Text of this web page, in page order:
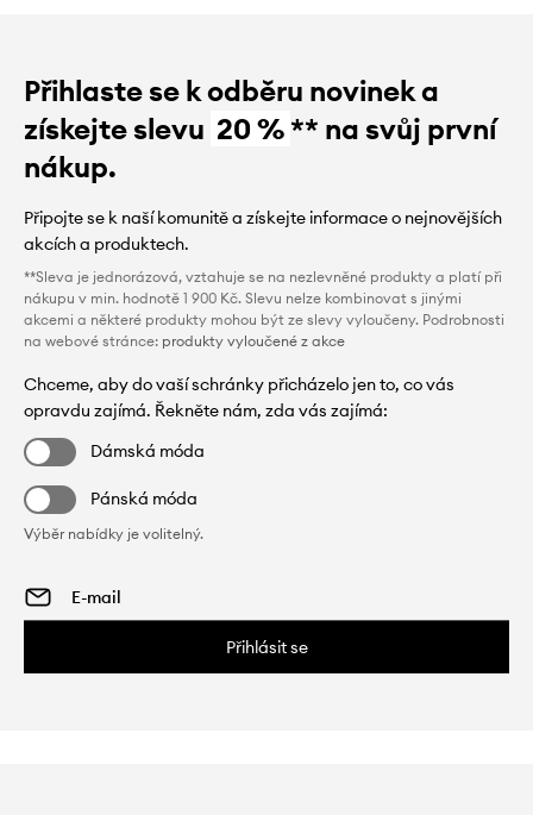
Přihlaste se k odběru novinek a
získejte slevu 20 %** na svůj první
nákup.
Připojte se k naší komunitě a získejte informace o nejnovějších
akcích a produktech.
**Sleva je jednorázová, vztahuje se na nezlevněné produkty a platí při
nákupu v min. hodnotě 1 900 Kč. Slevu nelze kombinovat s jinými
akcemi a některé produkty mohou být ze slevy vyloučeny. Podrobnosti
na webové stránce: produkty vyloučené z akce
Chceme, aby do vaší schránky přicházelo jen to, co vás
opravdu zajímá. Řekněte nám, zda vás zajímá:
Dámská móda
Pánská móda
Výběr nabídky je volitelný.
Přihlásit se